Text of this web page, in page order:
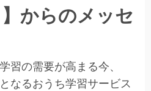
からのメッセ
習の需要が高まる今、
なるおうち学習サービス